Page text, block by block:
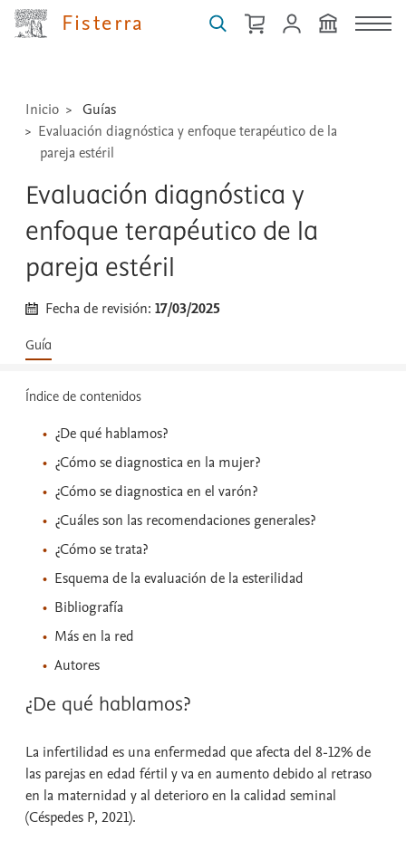
Fisterra
técnicas
...
Inicio
Guías
Evaluación diagnóstica y enfoque terapéutico de la
pareja estéril
Evaluación diagnóstica y
enfoque terapéutico de la
pareja estéril
Fecha de revisión:17/03/2025
Guía
Índice de contenidos
¿De qué hablamos?
¿Cómo se diagnostica en la mujer?
¿Cómo se diagnostica en el varón?
¿Cuáles son las recomendaciones generales?
¿Cómo se trata?
Esquema de la evaluación de la esterilidad
Bibliografía
Más en la red
Autores
¿De qué hablamos?
La infertilidad es una enfermedad que afecta del 8-12% de
las parejas en edad fértil y va en aumento debido al retraso
en la maternidad y al deterioro en la calidad seminal
(Céspedes P, 2021).